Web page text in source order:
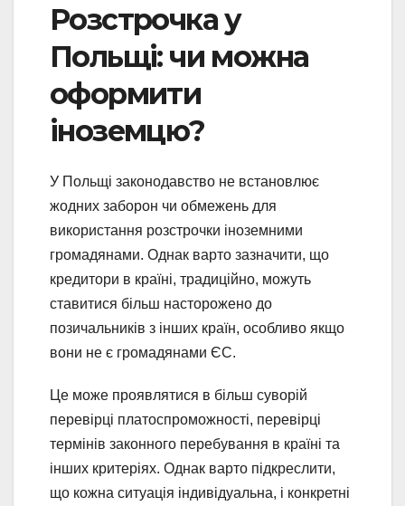
Розстрочка у
Польщі: чи можна
оформити
іноземцю?
У Польщі законодавство не встановлює
жодних заборон чи обмежень для
використання розстрочки іноземними
громадянами. Однак варто зазначити, що
кредитори в країні, традиційно, можуть
ставитися більш насторожено до
позичальників з інших країн, особливо якщо
вони не є громадянами ЄС.
Це може проявлятися в більш суворій
перевірці платоспроможності, перевірці
термінів законного перебування в країні та
інших критеріях. Однак варто підкреслити,
що кожна ситуація індивідуальна, і конкретні